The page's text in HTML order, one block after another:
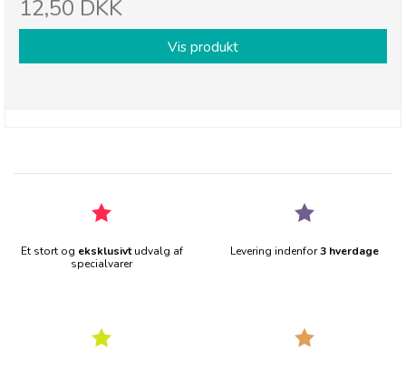
12,50 DKK
Vis produkt
Et stort og eksklusivtudvalg af
specialvarer
Levering indenfor3 hverdage